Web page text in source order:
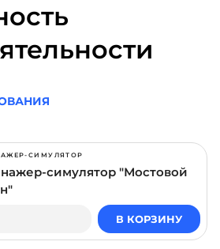
СИМУЛЯТОР
симулятор "Мостовой
В КОРЗИНУ